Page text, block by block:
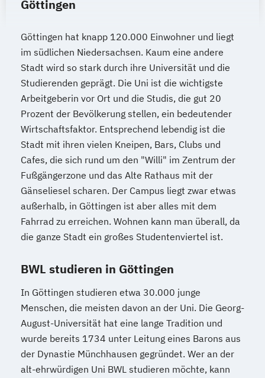
Göttingen
Göttingen hat knapp 120.000 Einwohner und liegt
im südlichen Niedersachsen. Kaum eine andere
Stadt wird so stark durch ihre Universität und die
Studierenden geprägt. Die Uni ist die wichtigste
Arbeitgeberin vor Ort und die Studis, die gut 20
Prozent der Bevölkerung stellen, ein bedeutender
Wirtschaftsfaktor. Entsprechend lebendig ist die
Stadt mit ihren vielen Kneipen, Bars, Clubs und
Cafes, die sich rund um den "Willi" im Zentrum der
Fußgängerzone und das Alte Rathaus mit der
Gänseliesel scharen. Der Campus liegt zwar etwas
außerhalb, in Göttingen ist aber alles mit dem
Fahrrad zu erreichen. Wohnen kann man überall, da
die ganze Stadt ein großes Studentenviertel ist.
BWL studieren in Göttingen
In Göttingen studieren etwa 30.000 junge
Menschen, die meisten davon an der Uni. Die Georg-
August-Universität hat eine lange Tradition und
wurde bereits 1734 unter Leitung eines Barons aus
der Dynastie Münchhausen gegründet. Wer an der
alt-ehrwürdigen Uni BWL studieren möchte, kann